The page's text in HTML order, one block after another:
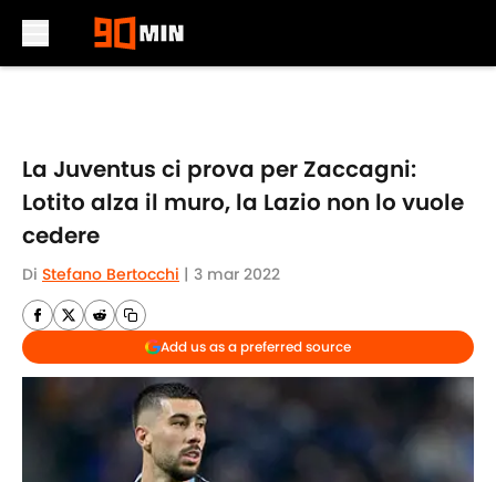
La Juventus ci prova per Zaccagni:
Lotito alza il muro, la Lazio non lo vuole
cedere
Di Stefano Bertocchi | 3 mar 2022
Add us as a preferred source